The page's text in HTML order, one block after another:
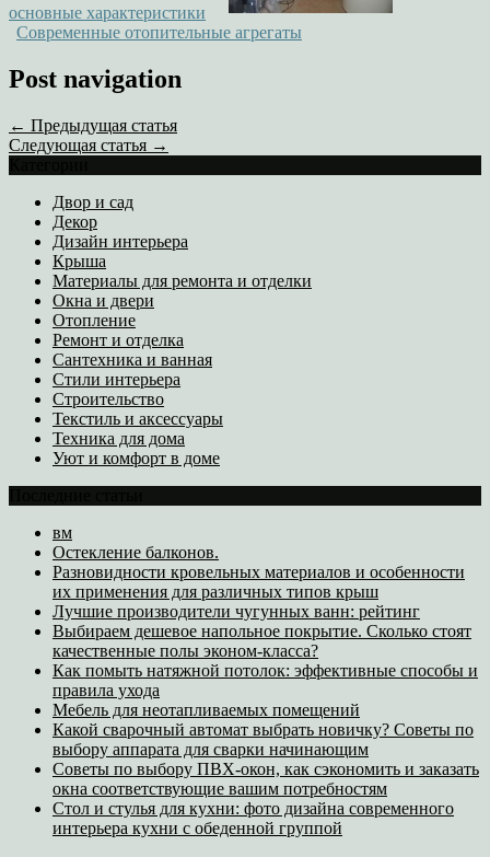
основные характеристики
Современные отопительные агрегаты
Post navigation
← Предыдущая статья
Следующая статья →
Двор и сад
Декор
Дизайн интерьера
Крыша
Материалы для ремонта и отделки
Окна и двери
Отопление
Ремонт и отделка
Сантехника и ванная
Стили интерьера
Строительство
Текстиль и аксессуары
Техника для дома
Уют и комфорт в доме
вм
Остекление балконов.
Разновидности кровельных материалов и особенности
их применения для различных типов крыш
Лучшие производители чугунных ванн: рейтинг
Выбираем дешевое напольное покрытие. Сколько стоят
качественные полы эконом-класса?
Как помыть натяжной потолок: эффективные способы и
правила ухода
Мебель для неотапливаемых помещений
Какой сварочный автомат выбрать новичку? Советы по
выбору аппарата для сварки начинающим
Советы по выбору ПВХ-окон, как сэкономить и заказать
окна соответствующие вашим потребностям
Стол и стулья для кухни: фото дизайна современного
интерьера кухни с обеденной группой